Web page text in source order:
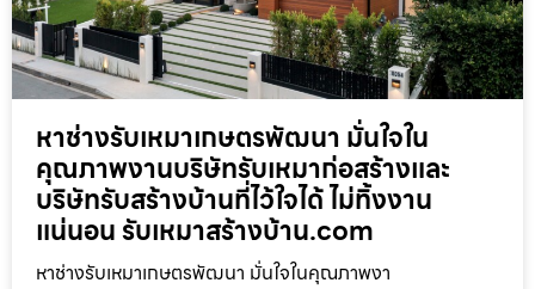
หาช่างรับเหมาเกษตรพัฒนา มั่นใจใน
คุณภาพงานบริษัทรับเหมาก่อสร้างและ
บริษัทรับสร้างบ้านที่ไว้ใจได้ ไม่ทิ้งงาน
แน่นอน รับเหมาสร้างบ้าน.com
หาช่างรับเหมาเกษตรพัฒนา มั่นใจในคุณภาพงา